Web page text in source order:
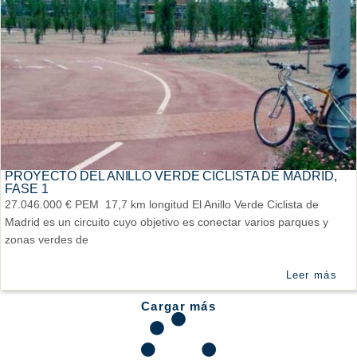
PROYECTO DEL ANILLO VERDE CICLISTA DE MADRID,
FASE 1
27.046.000 € PEM 17,7 km longitud El Anillo Verde Ciclista de
Madrid es un circuito cuyo objetivo es conectar varios parques y
zonas verdes de
Leer más
Cargar más